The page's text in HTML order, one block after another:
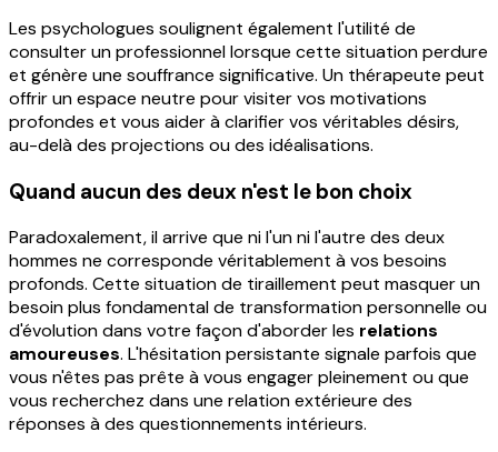
Les psychologues soulignent également l'utilité de
consulter un professionnel lorsque cette situation perdure
et génère une souffrance significative. Un thérapeute peut
offrir un espace neutre pour visiter vos motivations
profondes et vous aider à clarifier vos véritables désirs,
au-delà des projections ou des idéalisations.
Quand aucun des deux n'est le bon choix
Paradoxalement, il arrive que ni l'un ni l'autre des deux
hommes ne corresponde véritablement à vos besoins
profonds. Cette situation de tiraillement peut masquer un
besoin plus fondamental de transformation personnelle ou
d'évolution dans votre façon d'aborder les relations
amoureuses. L'hésitation persistante signale parfois que
vous n'êtes pas prête à vous engager pleinement ou que
vous recherchez dans une relation extérieure des
réponses à des questionnements intérieurs.